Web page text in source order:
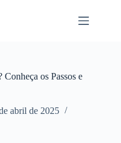
os Passos e
abril de 2025